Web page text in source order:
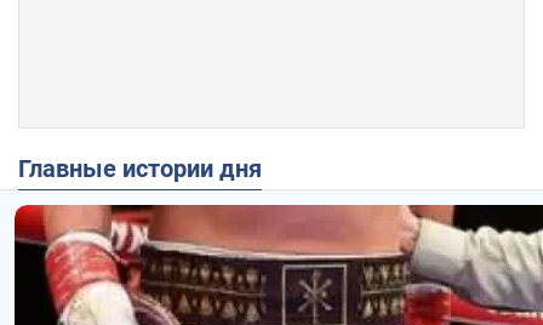
Главные истории дня